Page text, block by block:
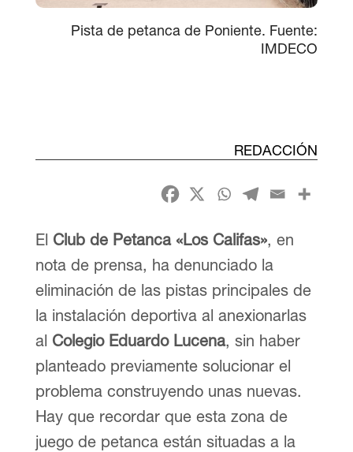
Pista de petanca de Poniente. Fuente:
IMDECO
REDACCIÓN
El Club de Petanca «Los Califas», en
nota de prensa, ha denunciado la
eliminación de las pistas principales de
la instalación deportiva al anexionarlas
al Colegio Eduardo Lucena, sin haber
planteado previamente solucionar el
problema construyendo unas nuevas.
Hay que recordar que esta zona de
juego de petanca están situadas a la